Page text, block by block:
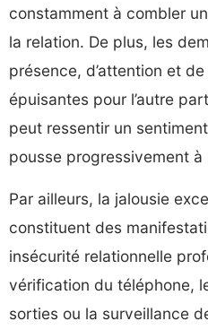
constamment à combler
la relation. De plus, les
présence, d’attention et
épuisantes pour l’autre
peut ressentir un
pousse progressivement
Par ailleurs, la jalousie
constituent des
insécurité relationnelle
vérification du téléphone,
sorties ou la surveillance